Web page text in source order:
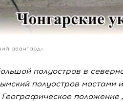
авангард».
полуостров в
полуостров мостами
положение